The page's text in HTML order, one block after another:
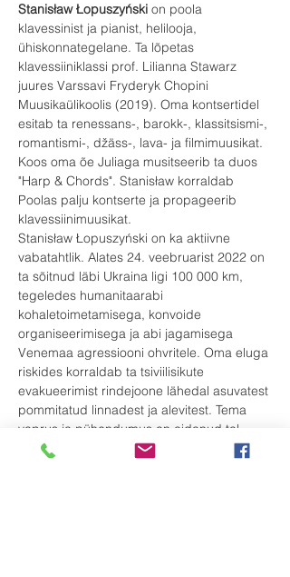
Stanisław Łopuszyński on poola
klavessinist ja pianist, helilooja,
ühiskonnategelane. Ta lõpetas
klavessiiniklassi prof. Lilianna Stawarz
juures Varssavi Fryderyk Chopini
Muusikaülikoolis (2019). Oma kontsertidel
esitab ta renessans-, barokk-, klassitsismi-,
romantismi-, džäss-, lava- ja filmimuusikat.
Koos oma õe Juliaga musitseerib ta duos
"Harp & Chords". Stanisław korraldab
Poolas palju kontserte ja propageerib
klavessiinimuusikat.
Stanisław Łopuszyński on ka aktiivne
vabatahtlik. Alates 24. veebruarist 2022 on
ta sõitnud läbi Ukraina ligi 100 000 km,
tegeledes humanitaarabi
kohaletoimetamisega, konvoide
organiseerimisega ja abi jagamisega
Venemaa agressiooni ohvritele. Oma eluga
riskides korraldab ta tsiviilisikute
evakueerimist rindejoone lähedal asuvatest
pommitatud linnadest ja alevitest. Tema
vaprus ja pühendumus on aidanud tal
päästa ligi 200 inimest.